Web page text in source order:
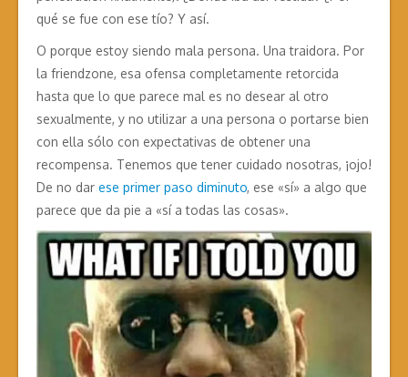
qué se fue con ese tío? Y así.
O porque estoy siendo mala persona. Una traidora. Por
la friendzone, esa ofensa completamente retorcida
hasta que lo que parece mal es no desear al otro
sexualmente, y no utilizar a una persona o portarse bien
con ella sólo con expectativas de obtener una
recompensa. Tenemos que tener cuidado nosotras, ¡ojo!
De no dar ese primer paso diminuto, ese «sí» a algo que
parece que da pie a «sí a todas las cosas».